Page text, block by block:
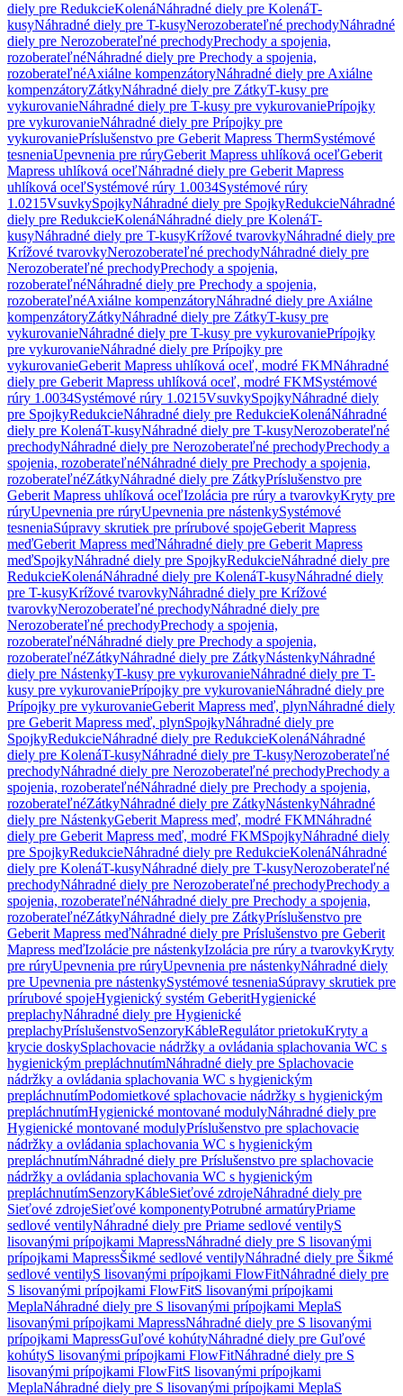
diely pre RedukcieKolenáNáhradné diely pre KolenáT-
kusyNáhradné diely pre T-kusyNerozoberateľné prechodyNáhradné
diely pre Nerozoberateľné prechodyPrechody a spojenia,
rozoberateľnéNáhradné diely pre Prechody a spojenia,
rozoberateľnéAxiálne kompenzátoryNáhradné diely pre Axiálne
kompenzátoryZátkyNáhradné diely pre ZátkyT-kusy pre
vykurovanieNáhradné diely pre T-kusy pre vykurovaniePrípojky
pre vykurovanieNáhradné diely pre Prípojky pre
vykurovaniePríslušenstvo pre Geberit Mapress ThermSystémové
tesneniaUpevnenia pre rúryGeberit Mapress uhlíková oceľGeberit
Mapress uhlíková oceľNáhradné diely pre Geberit Mapress
uhlíková oceľSystémové rúry 1.0034Systémové rúry
1.0215VsuvkySpojkyNáhradné diely pre SpojkyRedukcieNáhradné
diely pre RedukcieKolenáNáhradné diely pre KolenáT-
kusyNáhradné diely pre T-kusyKrížové tvarovkyNáhradné diely pre
Krížové tvarovkyNerozoberateľné prechodyNáhradné diely pre
Nerozoberateľné prechodyPrechody a spojenia,
rozoberateľnéNáhradné diely pre Prechody a spojenia,
rozoberateľnéAxiálne kompenzátoryNáhradné diely pre Axiálne
kompenzátoryZátkyNáhradné diely pre ZátkyT-kusy pre
vykurovanieNáhradné diely pre T-kusy pre vykurovaniePrípojky
pre vykurovanieNáhradné diely pre Prípojky pre
vykurovanieGeberit Mapress uhlíková oceľ, modré FKMNáhradné
diely pre Geberit Mapress uhlíková oceľ, modré FKMSystémové
rúry 1.0034Systémové rúry 1.0215VsuvkySpojkyNáhradné diely
pre SpojkyRedukcieNáhradné diely pre RedukcieKolenáNáhradné
diely pre KolenáT-kusyNáhradné diely pre T-kusyNerozoberateľné
prechodyNáhradné diely pre Nerozoberateľné prechodyPrechody a
spojenia, rozoberateľnéNáhradné diely pre Prechody a spojenia,
rozoberateľnéZátkyNáhradné diely pre ZátkyPríslušenstvo pre
Geberit Mapress uhlíková oceľIzolácia pre rúry a tvarovkyKryty pre
rúryUpevnenia pre rúryUpevnenia pre nástenkySystémové
tesneniaSúpravy skrutiek pre prírubové spojeGeberit Mapress
meďGeberit Mapress meďNáhradné diely pre Geberit Mapress
meďSpojkyNáhradné diely pre SpojkyRedukcieNáhradné diely pre
RedukcieKolenáNáhradné diely pre KolenáT-kusyNáhradné diely
pre T-kusyKrížové tvarovkyNáhradné diely pre Krížové
tvarovkyNerozoberateľné prechodyNáhradné diely pre
Nerozoberateľné prechodyPrechody a spojenia,
rozoberateľnéNáhradné diely pre Prechody a spojenia,
rozoberateľnéZátkyNáhradné diely pre ZátkyNástenkyNáhradné
diely pre NástenkyT-kusy pre vykurovanieNáhradné diely pre T-
kusy pre vykurovaniePrípojky pre vykurovanieNáhradné diely pre
Prípojky pre vykurovanieGeberit Mapress meď, plynNáhradné diely
pre Geberit Mapress meď, plynSpojkyNáhradné diely pre
SpojkyRedukcieNáhradné diely pre RedukcieKolenáNáhradné
diely pre KolenáT-kusyNáhradné diely pre T-kusyNerozoberateľné
prechodyNáhradné diely pre Nerozoberateľné prechodyPrechody a
spojenia, rozoberateľnéNáhradné diely pre Prechody a spojenia,
rozoberateľnéZátkyNáhradné diely pre ZátkyNástenkyNáhradné
diely pre NástenkyGeberit Mapress meď, modré FKMNáhradné
diely pre Geberit Mapress meď, modré FKMSpojkyNáhradné diely
pre SpojkyRedukcieNáhradné diely pre RedukcieKolenáNáhradné
diely pre KolenáT-kusyNáhradné diely pre T-kusyNerozoberateľné
prechodyNáhradné diely pre Nerozoberateľné prechodyPrechody a
spojenia, rozoberateľnéNáhradné diely pre Prechody a spojenia,
rozoberateľnéZátkyNáhradné diely pre ZátkyPríslušenstvo pre
Geberit Mapress meďNáhradné diely pre Príslušenstvo pre Geberit
Mapress meďIzolácie pre nástenkyIzolácia pre rúry a tvarovkyKryty
pre rúryUpevnenia pre rúryUpevnenia pre nástenkyNáhradné diely
pre Upevnenia pre nástenkySystémové tesneniaSúpravy skrutiek pre
prírubové spojeHygienický systém GeberitHygienické
preplachyNáhradné diely pre Hygienické
preplachyPríslušenstvoSenzoryKábleRegulátor prietokuKryty a
krycie doskySplachovacie nádržky a ovládania splachovania WC s
hygienickým prepláchnutímNáhradné diely pre Splachovacie
nádržky a ovládania splachovania WC s hygienickým
prepláchnutímPodomietkové splachovacie nádržky s hygienickým
prepláchnutímHygienické montované modulyNáhradné diely pre
Hygienické montované modulyPríslušenstvo pre splachovacie
nádržky a ovládania splachovania WC s hygienickým
prepláchnutímNáhradné diely pre Príslušenstvo pre splachovacie
nádržky a ovládania splachovania WC s hygienickým
prepláchnutímSenzoryKábleSieťové zdrojeNáhradné diely pre
Sieťové zdrojeSieťové komponentyPotrubné armatúryPriame
sedlové ventilyNáhradné diely pre Priame sedlové ventilyS
lisovanými prípojkami MapressNáhradné diely pre S lisovanými
prípojkami MapressŠikmé sedlové ventilyNáhradné diely pre Šikmé
sedlové ventilyS lisovanými prípojkami FlowFitNáhradné diely pre
S lisovanými prípojkami FlowFitS lisovanými prípojkami
MeplaNáhradné diely pre S lisovanými prípojkami MeplaS
lisovanými prípojkami MapressNáhradné diely pre S lisovanými
prípojkami MapressGuľové kohútyNáhradné diely pre Guľové
kohútyS lisovanými prípojkami FlowFitNáhradné diely pre S
lisovanými prípojkami FlowFitS lisovanými prípojkami
MeplaNáhradné diely pre S lisovanými prípojkami MeplaS